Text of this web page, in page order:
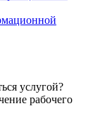
услугой?
рабочего